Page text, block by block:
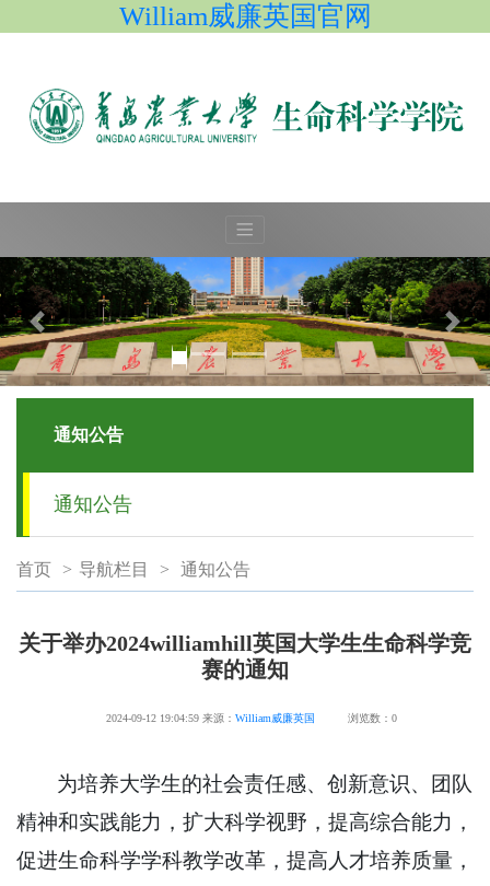
William威廉英国官网
通知公告
通知公告
首页 > 导航栏目 > 通知公告
关于举办2024williamhill英国大学生生命科学竞
赛的通知
2024-09-12 19:04:59 来源： William威廉英国 浏览数： 0
为培养大学生的社会责任感、创新意识、团队
精神和实践能力，扩大科学视野，提高综合能力，
促进生命科学学科教学改革，提高人才培养质量，